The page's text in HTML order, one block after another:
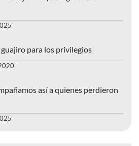
para los privilegios
así a quienes perdieron